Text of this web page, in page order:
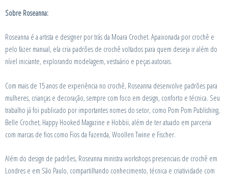
Sobre Roseanna:
Roseanna é a artista e designer por trás da Moara Crochet. Apaixonada por crochê e
pelo fazer manual, ela cria padrões de crochê voltados para quem deseja ir além do
nível iniciante, explorando modelagem, vestuário e peças autorais.
Com mais de 15 anos de experiência no crochê, Roseanna desenvolve padrões para
mulheres, crianças e decoração, sempre com foco em design, conforto e técnica. Seu
trabalho já foi publicado por importantes nomes do setor, como Pom Pom Publishing,
Belle Crochet, Happy Hooked Magazine e Hobbii, além de ter atuado em parceria
com marcas de fios como Fios da Fazenda, Woollen Twine e Fischer.
Além do design de padrões, Roseanna ministra workshops presenciais de crochê em
Londres e em São Paulo, compartilhando conhecimento, técnica e criatividade com